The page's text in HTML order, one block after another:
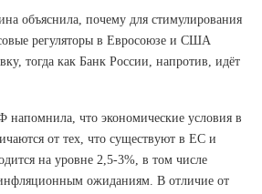
объяснила, почему для стимулирования
регуляторы в Евросоюзе и США
тогда как Банк России, напротив, идёт
напомнила, что экономические условия в
от тех, что существуют в ЕС и
на уровне 2,5-3%, в том числе
ожиданиям. В отличие от